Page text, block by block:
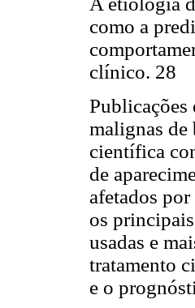
como a
clínico. 28
Publicações
malignas de
científica
de
afetados
os
usadas e
tratamento
e o